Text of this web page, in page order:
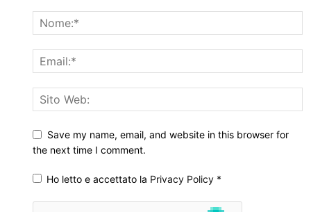
Save my name, email, and website in this browser for
the next time I comment.
Ho letto e accettato la Privacy Policy *